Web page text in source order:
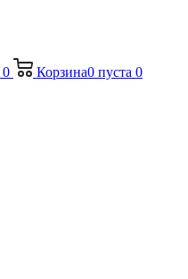
0 Корзина0 пуста 0